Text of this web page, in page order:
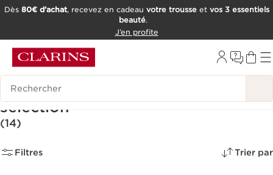
OUTIL D'ACCESSIBILITÉ
Dès 80€ d’achat, recevez en cadeau votre trousseet vos 3 essentiels
beauté.
J’en profite
Historique des recherches
Ventes Privées | -30% sur une
sélection
(14)
Filtres Trier par